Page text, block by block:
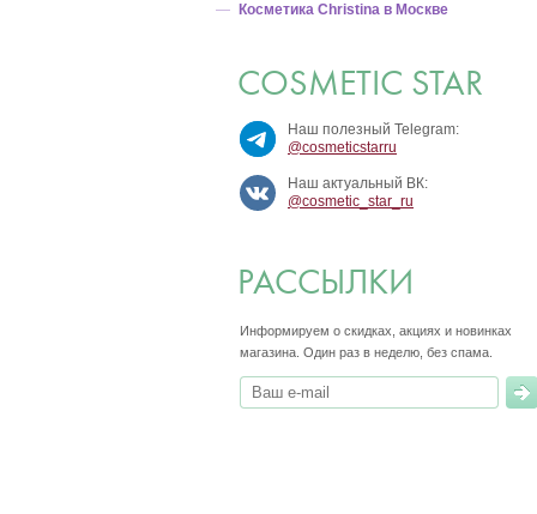
Косметика Christina в Москве
COSMETIC STAR
Наш полезный Telegram:
@cosmeticstarru
Наш актуальный ВК:
@cosmetic_star_ru
РАССЫЛКИ
Информируем о скидках, акциях и новинках
магазина. Один раз в неделю, без спама.